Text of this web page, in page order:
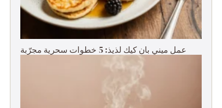
عمل ميني بان كيك لذيذ: 5 خطوات سحرية مجرّبة